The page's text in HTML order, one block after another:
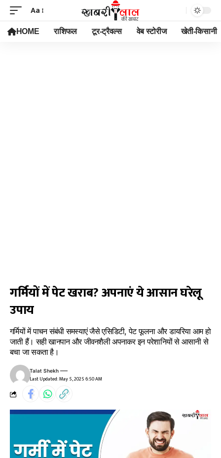
Aa
HOME राशिफल टूर-ट्रैवल्स वेब स्टोरीज खेती-किसानी
गर्मियों में पेट खराब? अपनाएं ये आसान घरेलू
उपाय
गर्मियों में पाचन संबंधी समस्याएं जैसे एसिडिटी, पेट फूलना और डायरिया आम हो
जाती हैं। सही खानपान और जीवनशैली अपनाकर इन परेशानियों से आसानी से
बचा जा सकता है।
Last Updated: May 5, 2025 6:50 AM
Talat Shekh